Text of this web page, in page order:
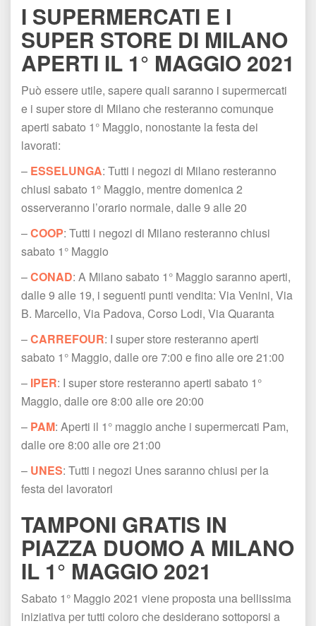
I SUPERMERCATI E I
SUPER STORE DI MILANO
APERTI IL 1° MAGGIO 2021
Può essere utile, sapere quali saranno i supermercati
e i super store di Milano che resteranno comunque
aperti sabato 1° Maggio, nonostante la festa dei
lavorati:
– ESSELUNGA: Tutti i negozi di Milano resteranno
chiusi sabato 1° Maggio, mentre domenica 2
osserveranno l’orario normale, dalle 9 alle 20
– COOP: Tutti i negozi di Milano resteranno chiusi
abato 1° Maggio
– CONAD: A Milano sabato 1° Maggio saranno aperti,
dalle 9 alle 19, i seguenti punti vendita: Via Venini, Via
B. Marcello, Via Padova, Corso Lodi, Via Quaranta
– CARREFOUR: I super store resteranno aperti
abato 1° Maggio, dalle ore 7:00 e fino alle ore 21:00
– IPER: I super store resteranno aperti sabato 1°
Maggio, dalle ore 8:00 alle ore 20:00
– PAM: Aperti il 1° maggio anche i supermercati Pam,
dalle ore 8:00 alle ore 21:00
– UNES: Tutti i negozi Unes saranno chiusi per la
festa dei lavoratori
TAMPONI GRATIS IN
PIAZZA DUOMO A MILANO
IL 1° MAGGIO 2021
Sabato 1° Maggio 2021 viene proposta una bellissima
iniziativa per tutti coloro che desiderano sottoporsi a